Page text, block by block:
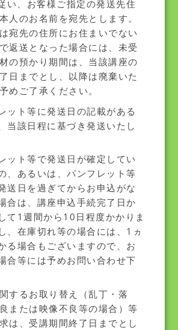
い、お客様ご指定の発送先住
人のお名前を宛先とします。
宛先の住所にお住まいでない
返送となった場合には、未受
の預かり期間は、当該講座の
日までとし、以降は廃棄いた
めご了承ください。
ット等に発送日の記載がある
当該日程に基づき発送いたし
ット等で発送日が確定してい
、あるいは、パンフレット等
送日を過ぎてからお申込がな
合は、講座申込手続完了日か
て1週間から10日程度かかりま
、在庫切れ等の場合には、1ヵ
る場合もございますので、お
合等には予めお問い合わせ下
するお取り替え（乱丁・落
または映像不良等の場合）等
は、受講期間終了日までとし